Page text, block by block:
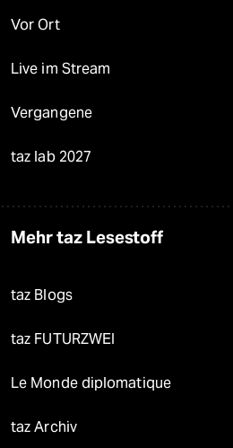
Vor Ort
Live im Stream
Vergangene
taz lab 2027
Mehr taz Lesestoff
taz Blogs
taz FUTURZWEI
Le Monde diplomatique
taz Archiv